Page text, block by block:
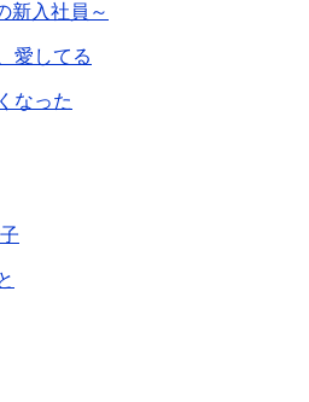
新入社員～
愛してる
なった